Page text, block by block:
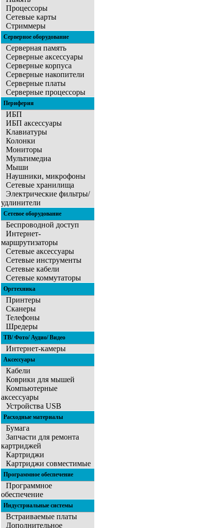
Процессоры
Сетевые карты
Стриммеры
Серверное оборудование
Серверная память
Серверные аксессуары
Серверные корпуса
Серверные накопители
Серверные платы
Серверные процессоры
Периферия
ИБП
ИБП аксессуары
Клавиатуры
Колонки
Мониторы
Мультимедиа
Мыши
Наушники, микрофоны
Сетевые хранилища
Электрические фильтры/
удлинители
Сетевое оборудование
Беспроводной доступ
Интернет-
маршрутизаторы
Сетевые аксессуары
Сетевые инструменты
Сетевые кабели
Сетевые коммутаторы
Оргтехника
Принтеры
Сканеры
Телефоны
Шредеры
ТВ/ Фото/ Аудио/ Видео
Интернет-камеры
Аксессуары
Кабели
Коврики для мышей
Компьютерные
аксессуары
Устройства USB
Расходные материалы
Бумага
Запчасти для ремонта
картриджей
Картриджи
Картриджи совместимые
Программное обеспечение
Программное
обеспечение
Индустриальные системы
Встраиваемые платы
Дополнительное